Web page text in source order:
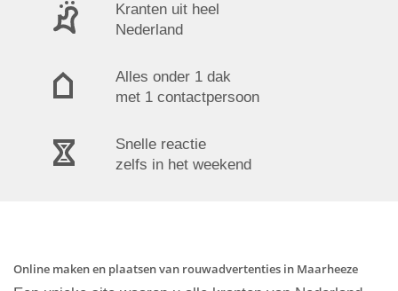
Kranten uit heel
Nederland
Alles onder 1 dak
met 1 contactpersoon
Snelle reactie
zelfs in het weekend
Online maken en plaatsen van rouwadvertenties in Maarheeze